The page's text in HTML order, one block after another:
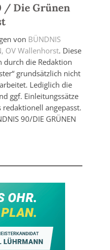
/ Die Grünen
von BÜNDNIS
OV Wallenhorst. Diese
durch die Redaktion
grundsätzlich nicht
Lediglich die
ggf. Einleitungssätze
angepasst.
90/DIE GRÜNEN